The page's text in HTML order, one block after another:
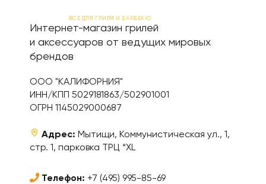
ВСЕ ДЛЯ ГРИЛЯ И БАРБЕКЮ
Интернет-магазин грилей
и аксессуаров от ведущих мировых
брендов
ООО "КАЛИФОРНИЯ"
ИНН/КПП 5029181863/502901001
ОГРН 1145029000687
Адрес: Мытищи, Коммунистическая ул., 1,
стр. 1, парковка ТРЦ “XL
Телефон: +7 (495) 995-85-69